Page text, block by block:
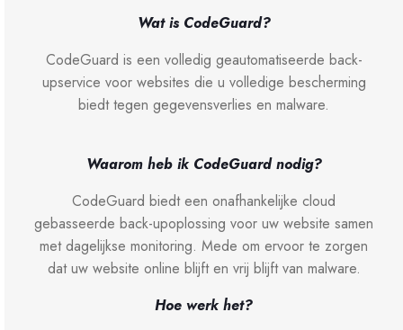
Wat is CodeGuard?
CodeGuard is een volledig geautomatiseerde back-
upservice voor websites die u volledige bescherming
biedt tegen gegevensverlies en malware.
Waarom heb ik CodeGuard nodig?
CodeGuard biedt een onafhankelijke cloud
gebasseerde back-upoplossing voor uw website samen
met dagelijkse monitoring. Mede om ervoor te zorgen
dat uw website online blijft en vrij blijft van malware.
Hoe werk het?